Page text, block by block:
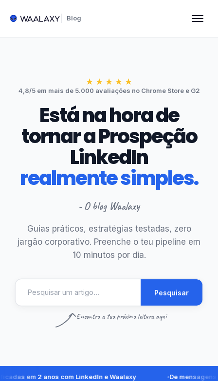
Blog
★ ★ ★ ★ ★
4,8/5 em mais de 5.000 avaliações no Chrome Store e G2
Está na hora de
tornar a Prospeção
LinkedIn
realmente simples.
- O blog Waalaxy
Guias práticos, estratégias testadas, zero
jargão corporativo. Preenche o teu pipeline em
10 minutos por dia.
Pesquisar
Encontra a tua próxima leitura aqui
em 2 anos com LinkedIn e Waalaxy De mensagens no